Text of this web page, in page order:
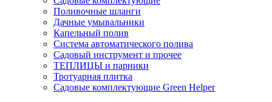
Поливочные шланги
Дачные умывальники
Капельный полив
Система автоматического полива
Садовый инструмент и прочее
ТЕПЛИЦЫ и парники
Тротуарная плитка
Садовые комплектующие Green Helper